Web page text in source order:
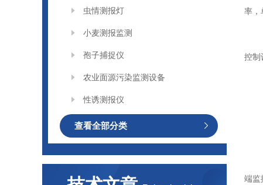
虫情测报灯
小麦测报监测
孢子捕捉仪
农业面源污染监测设备
性诱测报仪
查看全部分类
率，
控制
端监